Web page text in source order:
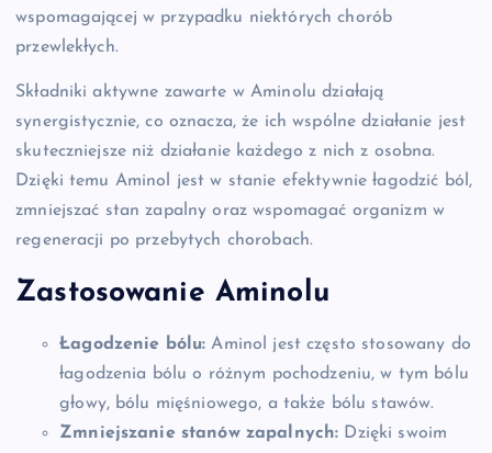
wspomagającej w przypadku niektórych chorób
przewlekłych.
Składniki aktywne zawarte w Aminolu działają
synergistycznie, co oznacza, że ich wspólne działanie jest
skuteczniejsze niż działanie każdego z nich z osobna.
Dzięki temu Aminol jest w stanie efektywnie łagodzić ból,
zmniejszać stan zapalny oraz wspomagać organizm w
regeneracji po przebytych chorobach.
Zastosowanie Aminolu
Łagodzenie bólu: Aminol jest często stosowany do
łagodzenia bólu o różnym pochodzeniu, w tym bólu
głowy, bólu mięśniowego, a także bólu stawów.
Zmniejszanie stanów zapalnych: Dzięki swoim